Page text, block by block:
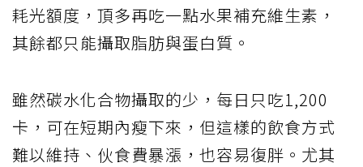
耗光額度，頂多再吃一點水果補充維生素，
其餘都只能攝取脂肪與蛋白質。
雖然碳水化合物攝取的少，每日只吃1,200
卡，可在短期內瘦下來，但這樣的飲食方式
難以維持、伙食費暴漲，也容易復胖。尤其